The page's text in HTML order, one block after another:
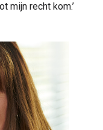
mijn recht kom.’